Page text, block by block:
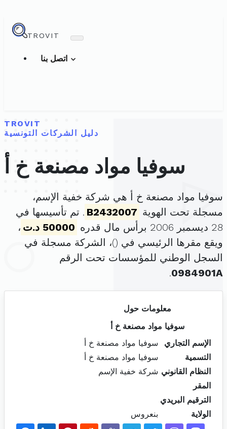
TROVIT
TROVIT
دليل الشركات التونسية
سوفيا مواد مصنعة خ أ
سوفيا مواد مصنعة خ أ هي شركة خفية الإسم،
مسجلة تحت الهوية B2432007 . تم تأسيسها في
28 ديسمبر 2006 برأس مال قدره
50000 د.ت
،
ويقع مقرها الرئيسي في ()، الشركة مسجلة في
السجل الوطني للمؤسسات تحت الرقم
0984901A
.
معلومات حول
سوفيا مواد مصنعة خ أ
الإسم التجاري
سوفيا مواد مصنعة خ أ
التسمية
سوفيا مواد مصنعة خ أ
النظام القانوني شركة خفية الإسم
المقر
الترقيم البريدي
الولاية
بنعروس